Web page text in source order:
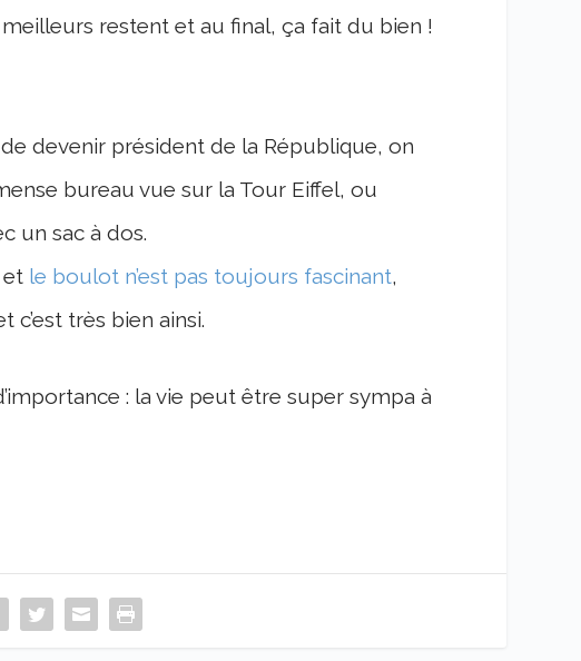
restent et au final, ça fait du bien !
devenir président de la République, on
bureau vue sur la Tour Eiffel, ou
un sac à dos.
et le boulot n’est pas toujours fascinant,
c’est très bien ainsi.
: la vie peut être super sympa à